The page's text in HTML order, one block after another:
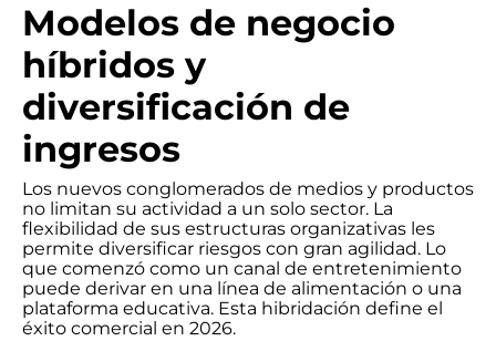
Modelos de negocio
híbridos y
diversificación de
ingresos
Los nuevos conglomerados de medios y productos
no limitan su actividad a un solo sector. La
flexibilidad de sus estructuras organizativas les
permite diversificar riesgos con gran agilidad. Lo
que comenzó como un canal de entretenimiento
puede derivar en una línea de alimentación o una
plataforma educativa. Esta hibridación define el
éxito comercial en 2026.